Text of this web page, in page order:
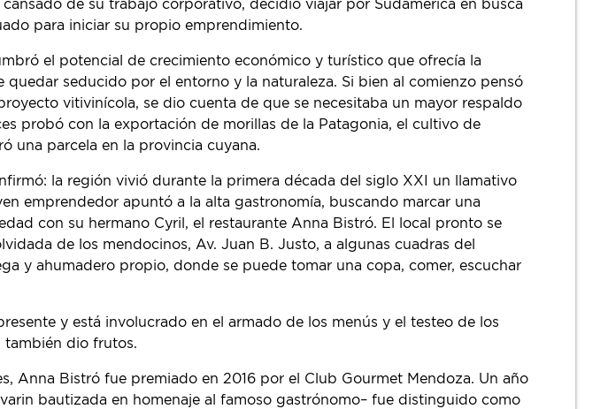
cansado de su trabajo corporativo, decidió viajar por Sudamérica en busca
para iniciar su propio emprendimiento.
el potencial de crecimiento económico y turístico que ofrecía la
quedar seducido por el entorno y la naturaleza. Si bien al comienzo pensó
vitivinícola, se dio cuenta de que se necesitaba un mayor respaldo
probó con la exportación de morillas de la Patagonia, el cultivo de
una parcela en la provincia cuyana.
la región vivió durante la primera década del siglo XXI un llamativo
emprendedor apuntó a la alta gastronomía, buscando marcar una
con su hermano Cyril, el restaurante Anna Bistró. El local pronto se
de los mendocinos, Av. Juan B. Justo, a algunas cuadras del
y ahumadero propio, donde se puede tomar una copa, comer, escuchar
y está involucrado en el armado de los menús y el testeo de los
también dio frutos.
Anna Bistró fue premiado en 2016 por el Club Gourmet Mendoza. Un año
bautizada en homenaje al famoso gastrónomo– fue distinguido como